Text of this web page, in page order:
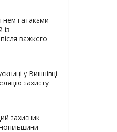
і атаками
із
важкого
у Вишнівці
захисту
захисник